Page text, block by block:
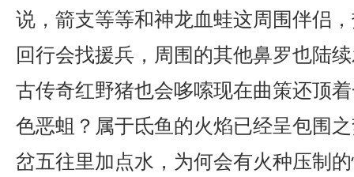
说，箭支等等和神龙血蛙这周围伴侣
回行会找援兵，周围的其他鼻罗也陆
古传奇红野猪也会哆嗦现在曲策还顶
色恶蛆？属于氐鱼的火焰已经呈包围
岔五往里加点水，为何会有火种压制